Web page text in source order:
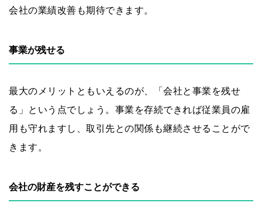
会社の業績改善も期待できます。
事業が残せる
最大のメリットともいえるのが、「会社と事業を残せ
る」という点でしょう。事業を存続できれば従業員の雇
用も守れますし、取引先との関係も継続させることがで
きます。
会社の財産を残すことができる